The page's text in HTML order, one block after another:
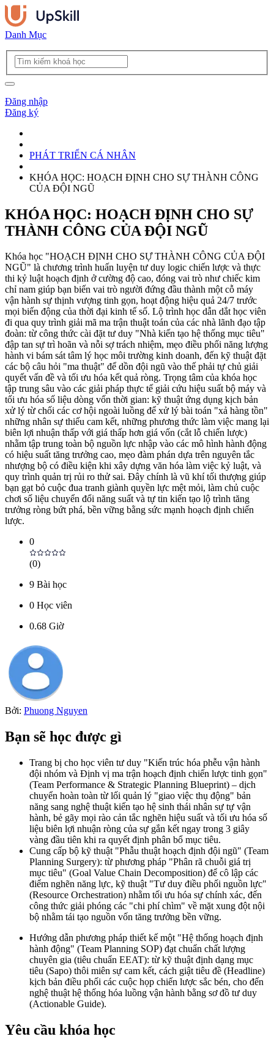
Danh Mục
Đăng nhập
Đăng ký
PHÁT TRIỂN CÁ NHÂN
KHÓA HỌC: HOẠCH ĐỊNH CHO SỰ THÀNH CÔNG
CỦA ĐỘI NGŨ
KHÓA HỌC: HOẠCH ĐỊNH CHO SỰ
THÀNH CÔNG CỦA ĐỘI NGŨ
Khóa học "HOẠCH ĐỊNH CHO SỰ THÀNH CÔNG CỦA ĐỘI
NGŨ" là chương trình huấn luyện tư duy logic chiến lược và thực
thi kỷ luật hoạch định ở cường độ cao, đóng vai trò như chiếc kim
chỉ nam giúp bạn biến vai trò người đứng đầu thành một cỗ máy
vận hành sự thịnh vượng tinh gọn, hoạt động hiệu quả 24/7 trước
mọi biến động của thời đại kinh tế số. Lộ trình học dẫn dắt học viên
đi qua quy trình giải mã ma trận thuật toán của các nhà lãnh đạo tập
đoàn: từ công thức cài đặt tư duy "Nhà kiến tạo hệ thống mục tiêu"
đập tan sự trì hoãn và nỗi sợ trách nhiệm, mẹo điều phối năng lượng
hành vi bám sát tâm lý học môi trường kinh doanh, đến kỹ thuật đặt
các bộ câu hỏi "ma thuật" để dồn đội ngũ vào thế phải tự chủ giải
quyết vấn đề và tối ưu hóa kết quả ròng. Trọng tâm của khóa học
tập trung sâu vào các giải pháp thực tế giải cứu hiệu suất bộ máy và
tối ưu hóa số liệu dòng vốn thời gian: kỹ thuật ứng dụng kịch bản
xử lý từ chối các cơ hội ngoài luồng để xử lý bài toán "xả hàng tồn"
những nhân sự thiếu cam kết, những phương thức làm việc mang lại
biên lợi nhuận thấp với giá thấp hơn giá vốn (cắt lỗ chiến lược)
nhằm tập trung toàn bộ nguồn lực nhập vào các mô hình hành động
có hiệu suất tăng trưởng cao, mẹo đàm phán dựa trên nguyên tắc
nhượng bộ có điều kiện khi xây dựng văn hóa làm việc kỷ luật, và
quy trình quản trị rủi ro thử sai. Đây chính là vũ khí tối thượng giúp
bạn gạt bỏ cuộc đua tranh giành quyền lực mệt mỏi, làm chủ cuộc
chơi số liệu chuyển đổi năng suất và tự tin kiến tạo lộ trình tăng
trưởng ròng bứt phá, bền vững bằng sức mạnh hoạch định chiến
lược.
0
(0)
9 Bài học
0 Học viên
0.68 Giờ
Bởi: Phuong Nguyen
Bạn sẽ học được gì
Trang bị cho học viên tư duy "Kiến trúc hóa phễu vận hành
đội nhóm và Định vị ma trận hoạch định chiến lược tinh gọn"
(Team Performance & Strategic Planning Blueprint) – dịch
chuyển hoàn toàn từ lối quản lý "giao việc thụ động" bản
năng sang nghệ thuật kiến tạo hệ sinh thái nhân sự tự vận
hành, bẻ gãy mọi rào cản tắc nghẽn hiệu suất và tối ưu hóa số
liệu biên lợi nhuận ròng của sự gắn kết ngay trong 3 giây
vàng đầu tiên khi ra quyết định phân bổ mục tiêu.
Cung cấp bộ kỹ thuật "Phẫu thuật hoạch định đội ngũ" (Team
Planning Surgery): từ phương pháp "Phân rã chuỗi giá trị
mục tiêu" (Goal Value Chain Decomposition) để cô lập các
điểm nghẽn năng lực, kỹ thuật "Tư duy điều phối nguồn lực"
(Resource Orchestration) nhằm tối ưu hóa sự chính xác, đến
công thức giải phóng các "chi phí chìm" về mặt xung đột nội
bộ nhằm tái tạo nguồn vốn tăng trưởng bền vững.
Hướng dẫn phương pháp thiết kế một "Hệ thống hoạch định
hành động" (Team Planning SOP) đạt chuẩn chất lượng
chuyên gia (tiêu chuẩn EEAT): từ kỹ thuật định dạng mục
tiêu (Sapo) thôi miên sự cam kết, cách giật tiêu đề (Headline)
kịch bản điều phối các cuộc họp chiến lược sắc bén, cho đến
nghệ thuật hệ thống hóa luồng vận hành bằng sơ đồ tư duy
(Actionable Guide).
Yêu cầu khóa học